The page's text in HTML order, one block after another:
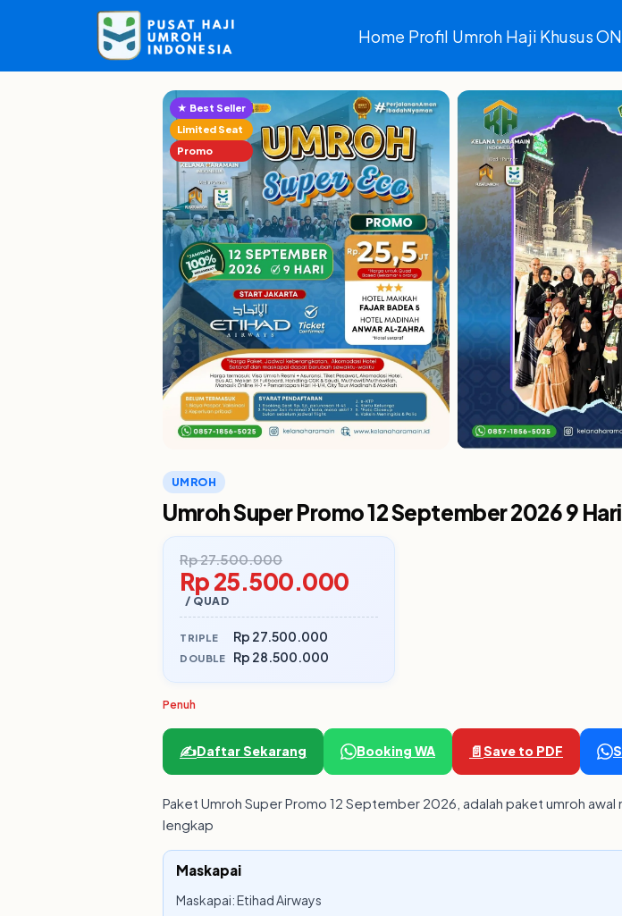
Home Profil Umroh Haji Khusus
UMROH
Umroh Super Promo 12 September 2026 9
★ Best Seller
Limited Seat
Promo
Rp 27.500.000
Rp 25.500.000
/ QUAD
TRIPLE Rp 27.500.000
DOUBLE Rp 28.500.000
Penuh
✍️Daftar Sekarang Booking WA 📄Save to PDF
Paket Umroh Super Promo 12 September 2026, adalah paket umroh
lengkap
Maskapai
Maskapai: Etihad Airways